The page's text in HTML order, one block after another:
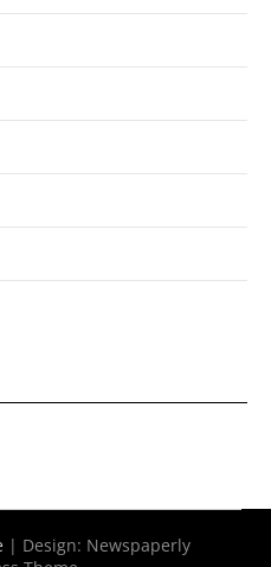
| Design: Newspaperly